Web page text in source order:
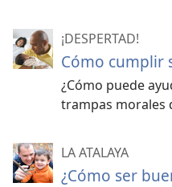
¡DESPERTAD!
Cómo cumplir
¿Cómo puede
trampas morales
LA ATALAYA
¿Cómo ser